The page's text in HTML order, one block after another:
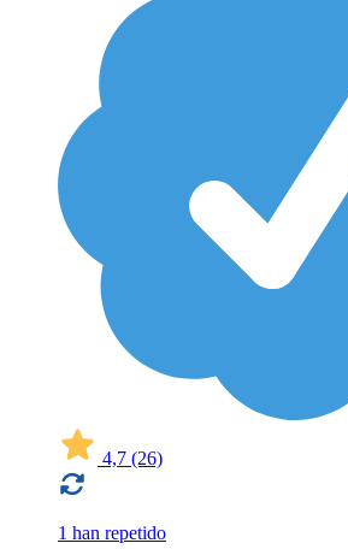
4,7 (26)
1 han repetido